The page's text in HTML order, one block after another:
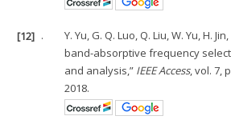
[12] .
Y. Yu, G. Q. Luo, Q. Liu, W. Yu, H.
band-absorptive frequency
and analysis,” IEEE Access, vol. 7,
2018.